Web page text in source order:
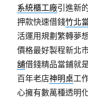
系統櫃工廠引進新
押款快速借錢竹北
活運用規劃繁轉夢
價格最好製程新北
舖借錢精品當鋪就
百年老店神明桌工
心擁有數萬種透明